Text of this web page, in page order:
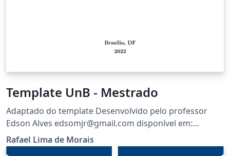
Template UnB - Mestrado
Adaptado do template Desenvolvido pelo professor
Edson Alves edsomjr@gmail.com disponível em:
https://pt.overleaf.com/latex/templates/template-tcc-
fga-unb/zjpgmkxhzdmj
Rafael Lima de Morais